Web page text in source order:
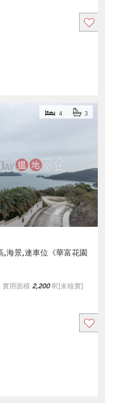
,海景,連車位《華富花園
4 3
實用面積 2,200呎[未核實]